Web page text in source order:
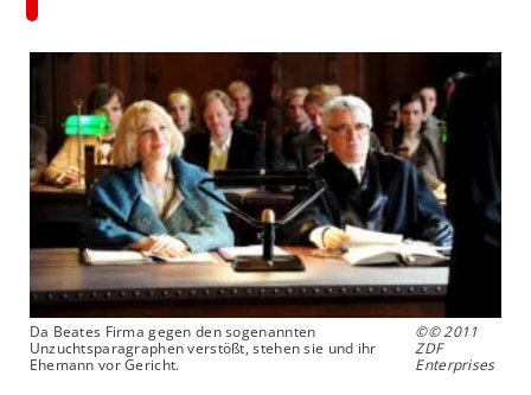
Da Beates Firma gegen den sogenannten
Unzuchtsparagraphen verstößt, stehen sie und ihr
Ehemann vor Gericht.
©© 2011
ZDF
Enterprises